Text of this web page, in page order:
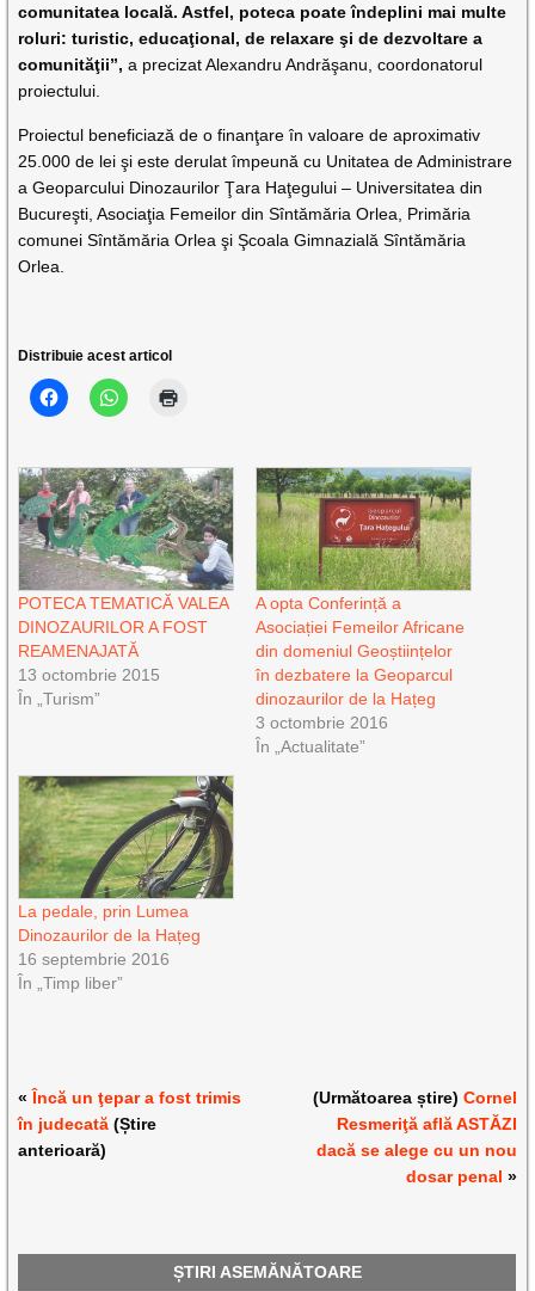
comunitatea locală. Astfel, poteca poate îndeplini mai multe
roluri: turistic, educaţional, de relaxare şi de dezvoltare a
comunităţii”, a precizat Alexandru Andrăşanu, coordonatorul
proiectului.
Proiectul beneficiază de o finanţare în valoare de aproximativ
25.000 de lei şi este derulat împeună cu Unitatea de Administrare
a Geoparcului Dinozaurilor Ţara Haţegului – Universitatea din
Bucureşti, Asociaţia Femeilor din Sîntămăria Orlea, Primăria
comunei Sîntămăria Orlea şi Şcoala Gimnazială Sîntămăria
Orlea.
Distribuie acest articol
POTECA TEMATICĂ VALEA
DINOZAURILOR A FOST
REAMENAJATĂ
13 octombrie 2015
În „Turism”
A opta Conferință a
Asociației Femeilor Africane
din domeniul Geoștiințelor
în dezbatere la Geoparcul
dinozaurilor de la Hațeg
3 octombrie 2016
În „Actualitate”
La pedale, prin Lumea
Dinozaurilor de la Hațeg
16 septembrie 2016
În „Timp liber”
« Încă un ţepar a fost trimis
în judecată (Știre
anterioară)
(Următoarea știre) Cornel
Resmeriţă află ASTĂZI
dacă se alege cu un nou
dosar penal »
ȘTIRI ASEMĂNĂTOARE